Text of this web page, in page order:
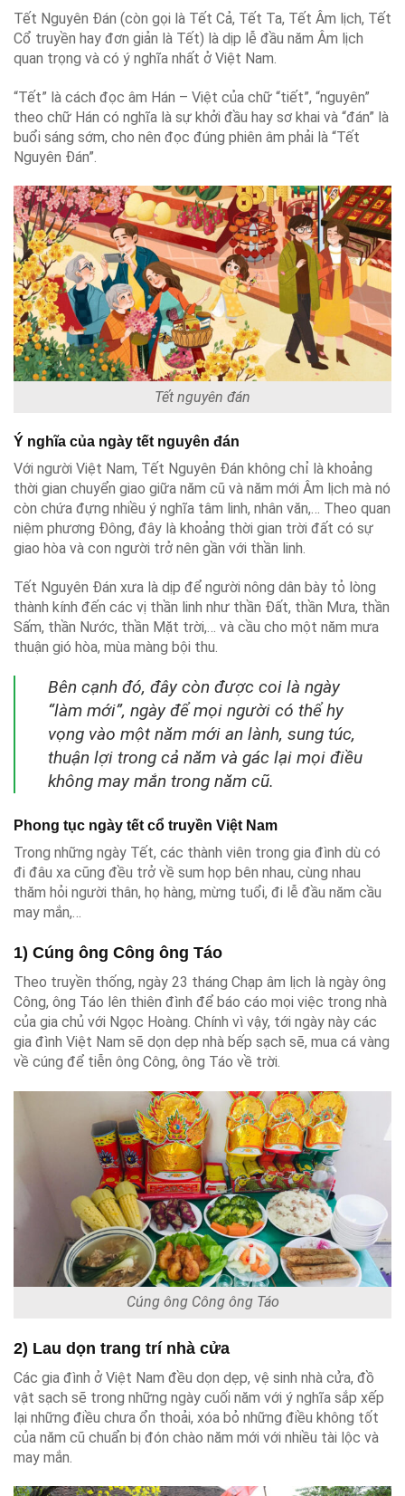
Tết Nguyên Đán (còn gọi là Tết Cả, Tết Ta, Tết Âm lịch, Tết
Cổ truyền hay đơn giản là Tết) là dịp lễ đầu năm Âm lịch
quan trọng và có ý nghĩa nhất ở Việt Nam.
“Tết” là cách đọc âm Hán – Việt của chữ “tiết”, “nguyên”
theo chữ Hán có nghĩa là sự khởi đầu hay sơ khai và “đán” là
buổi sáng sớm, cho nên đọc đúng phiên âm phải là “Tết
Nguyên Đán”.
Tết nguyên đán
Ý nghĩa của ngày tết nguyên đán
Với người Việt Nam, Tết Nguyên Đán không chỉ là khoảng
thời gian chuyển giao giữa năm cũ và năm mới Âm lịch mà nó
còn chứa đựng nhiều ý nghĩa tâm linh, nhân văn,… Theo quan
niệm phương Đông, đây là khoảng thời gian trời đất có sự
giao hòa và con người trở nên gần với thần linh.
Tết Nguyên Đán xưa là dịp để người nông dân bày tỏ lòng
thành kính đến các vị thần linh như thần Đất, thần Mưa, thần
Sấm, thần Nước, thần Mặt trời,… và cầu cho một năm mưa
thuận gió hòa, mùa màng bội thu.
Bên cạnh đó, đây còn được coi là ngày
“làm mới”, ngày để mọi người có thể hy
vọng vào một năm mới an lành, sung túc,
thuận lợi trong cả năm và gác lại mọi điều
không may mắn trong năm cũ.
Phong tục ngày tết cổ truyền Việt Nam
Trong những ngày Tết, các thành viên trong gia đình dù có
đi đâu xa cũng đều trở về sum họp bên nhau, cùng nhau
thăm hỏi người thân, họ hàng, mừng tuổi, đi lễ đầu năm cầu
may mắn,…
1) Cúng ông Công ông Táo
Theo truyền thống, ngày 23 tháng Chạp âm lịch là ngày ông
Công, ông Táo lên thiên đình để báo cáo mọi việc trong nhà
của gia chủ với Ngọc Hoàng. Chính vì vậy, tới ngày này các
gia đình Việt Nam sẽ dọn dẹp nhà bếp sạch sẽ, mua cá vàng
về cúng để tiễn ông Công, ông Táo về trời.
Cúng ông Công ông Táo
2) Lau dọn trang trí nhà cửa
Các gia đình ở Việt Nam đều dọn dẹp, vệ sinh nhà cửa, đồ
vật sạch sẽ trong những ngày cuối năm với ý nghĩa sắp xếp
lại những điều chưa ổn thoải, xóa bỏ những điều không tốt
của năm cũ chuẩn bị đón chào năm mới với nhiều tài lộc và
may mắn.